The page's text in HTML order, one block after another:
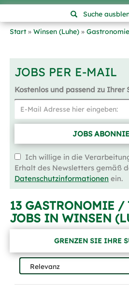
Suche
Start
Winsen (Luhe)
JOBS PER E-MAIL
Kostenlos und passend zu Ihrer
JOBS
Ich willige in die
Erhalt des Newsletters gemäß
Datenschutzinformationen ein.
13 GASTRONOMIE /
JOBS IN WINSEN
GRENZEN SIE IHRE